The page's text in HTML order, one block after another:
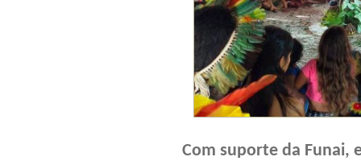
Com suporte da Funai,